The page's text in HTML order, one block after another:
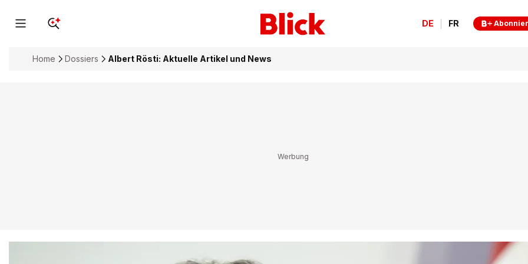
DE FR
Home Dossiers Albert Rösti: Aktuelle Artikel und News